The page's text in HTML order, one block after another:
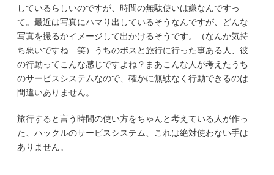
しているらしいのですが、時間の無駄使いは嫌なんですっ
て。最近は写真にハマり出しているそうなんですが、どんな
写真を撮るかイメージして出かけるそうです。（なんか気持
ち悪いですね 笑）うちのボスと旅行に行った事ある人、彼
の行動ってこんな感じですよね？まあこんな人が考えたうち
のサービスシステムなので、確かに無駄なく行動できるのは
間違いありません。
旅行すると言う時間の使い方をちゃんと考えている人が作っ
た、ハックルのサービスシステム、これは絶対使わない手は
ありません。